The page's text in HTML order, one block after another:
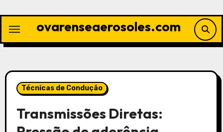
content
ovarenseaerosoles.com
Técnicas de Condução
Transmissões Diretas: